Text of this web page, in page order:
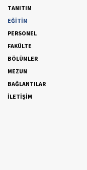
TANITIM
EĞİTİM
PERSONEL
FAKÜLTE
BÖLÜMLER
MEZUN
BAĞLANTILAR
İLETİŞİM